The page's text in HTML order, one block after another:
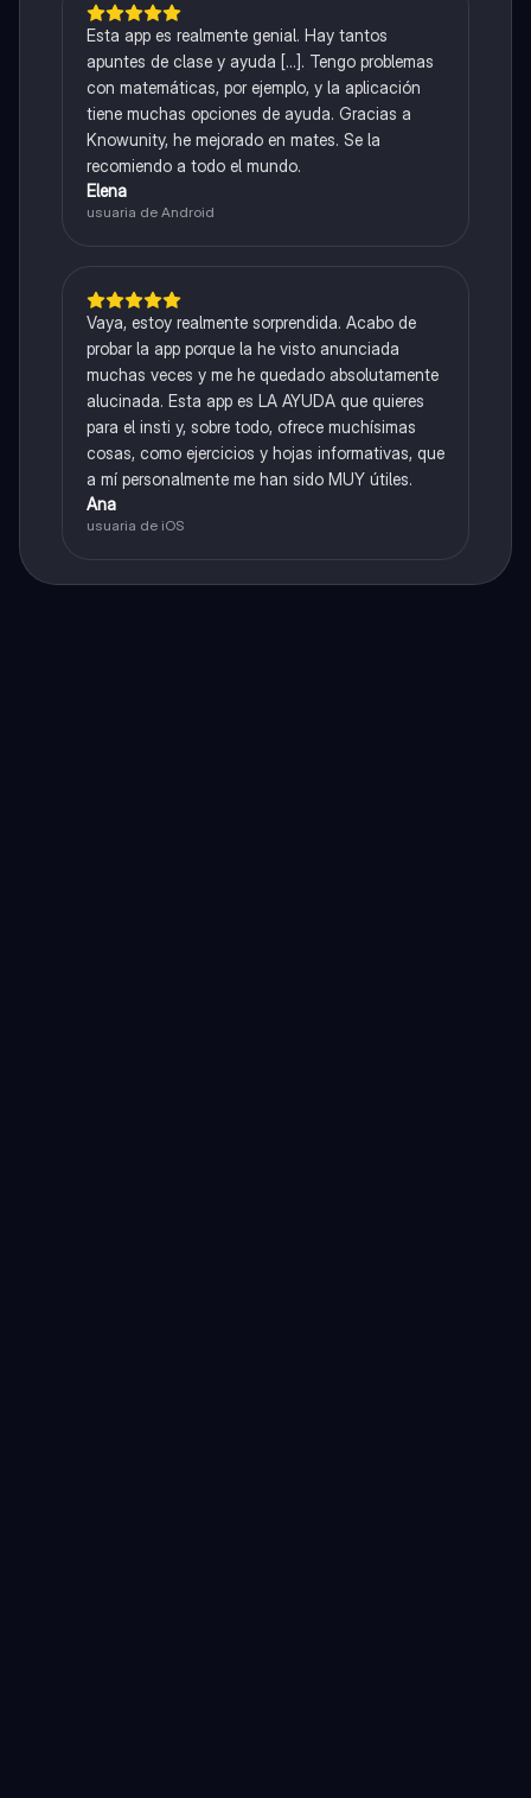
Esta app es realmente genial. Hay tantos
apuntes de clase y ayuda [...]. Tengo problemas
con matemáticas, por ejemplo, y la aplicación
tiene muchas opciones de ayuda. Gracias a
Knowunity, he mejorado en mates. Se la
recomiendo a todo el mundo.
Elena
usuaria de Android
Vaya, estoy realmente sorprendida. Acabo de
probar la app porque la he visto anunciada
muchas veces y me he quedado absolutamente
alucinada. Esta app es LA AYUDA que quieres
para el insti y, sobre todo, ofrece muchísimas
cosas, como ejercicios y hojas informativas, que
a mí personalmente me han sido MUY útiles.
Ana
usuaria de iOS